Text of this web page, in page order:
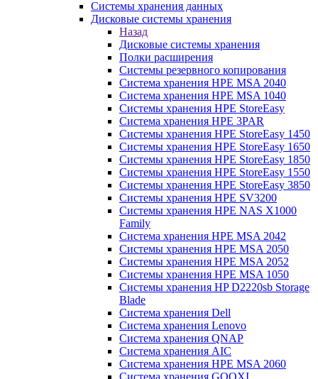
Системы хранения данных
Дисковые системы хранения
Назад
Дисковые системы хранения
Полки расширения
Системы резервного копирования
Система хранения HPE MSA 2040
Система хранения HPE MSA 1040
Системы хранения HPE StoreEasy
Система хранения HPE 3PAR
Системы хранения HPE StoreEasy 1450
Системы хранения HPE StoreEasy 1650
Системы хранения HPE StoreEasy 1850
Системы хранения HPE StoreEasy 1550
Системы хранения HPE StoreEasy 3850
Системы хранения HPE SV3200
Системы хранения HPE NAS X1000
Family
Система хранения HPE MSA 2042
Системы хранения HPE MSA 2050
Системы хранения HPE MSA 2052
Системы хранения HPE MSA 1050
Системы хранения HP D2220sb Storage
Blade
Система хранения Dell
Система хранения Lenovo
Система хранения QNAP
Система хранения AIC
Система хранения HPE MSA 2060
Система хранения GOOXI